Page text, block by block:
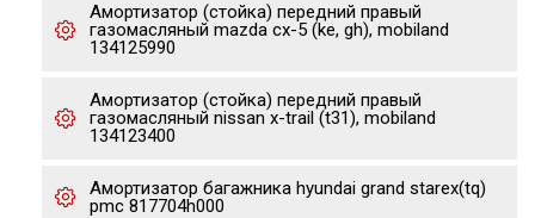
Амортизатор (стойка) передний правый
газомасляный mazda cx-5 (ke, gh), mobiland
134125990
Амортизатор (стойка) передний правый
газомасляный nissan x-trail (t31), mobiland
134123400
Амортизатор багажника hyundai grand starex(tq)
pmc 817704h000